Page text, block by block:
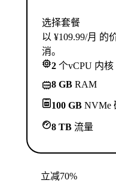
选择套餐
以 ¥109.99/月 的
消。
2 个vCPU 内核
8 GB RAM
100 GB NVMe
8 TB 流量
立减70%